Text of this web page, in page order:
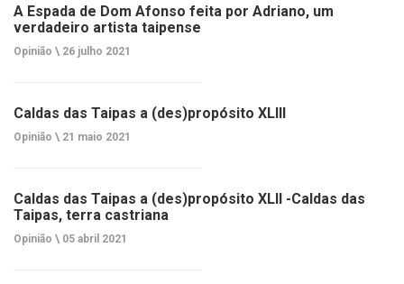
A Espada de Dom Afonso feita por Adriano, um
verdadeiro artista taipense
Opinião \ 26 julho 2021
Caldas das Taipas a (des)propósito XLIII
Opinião \ 21 maio 2021
Caldas das Taipas a (des)propósito XLII -Caldas das
Taipas, terra castriana
Opinião \ 05 abril 2021